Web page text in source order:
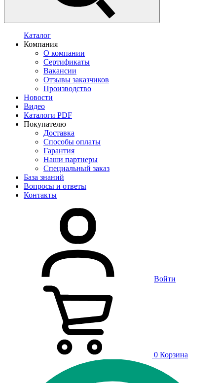
Каталог
Компания
О компании
Сертификаты
Вакансии
Отзывы заказчиков
Производство
Новости
Видео
Каталоги PDF
Покупателю
Доставка
Способы оплаты
Гарантия
Наши партнеры
Специальный заказ
База знаний
Вопросы и ответы
Контакты
Войти
0 Корзина